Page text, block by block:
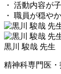
・ 活動内容が
・ 職員が穏や
黒川 駿哉 先生
精神科専門医